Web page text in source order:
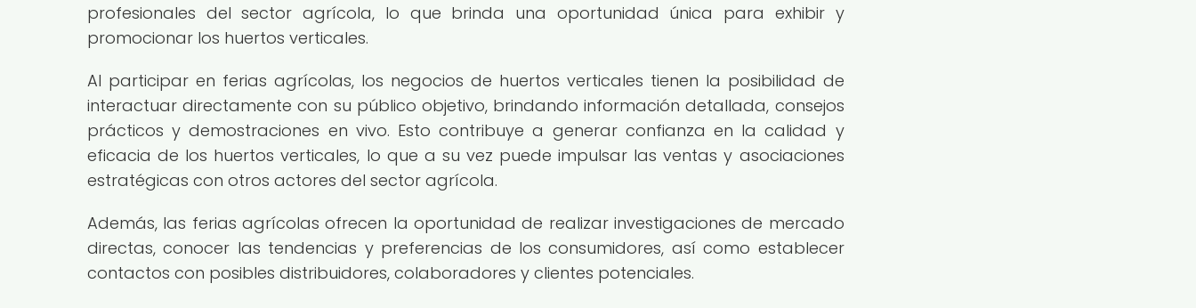
profesionales del sector agrícola, lo que brinda una oportunidad única para exhibir y
promocionar los huertos verticales.
Al participar en ferias agrícolas, los negocios de huertos verticales tienen la posibilidad de
interactuar directamente con su público objetivo, brindando información detallada, consejos
prácticos y demostraciones en vivo. Esto contribuye a generar confianza en la calidad y
eficacia de los huertos verticales, lo que a su vez puede impulsar las ventas y asociaciones
estratégicas con otros actores del sector agrícola.
Además, las ferias agrícolas ofrecen la oportunidad de realizar investigaciones de mercado
directas, conocer las tendencias y preferencias de los consumidores, así como establecer
contactos con posibles distribuidores, colaboradores y clientes potenciales.